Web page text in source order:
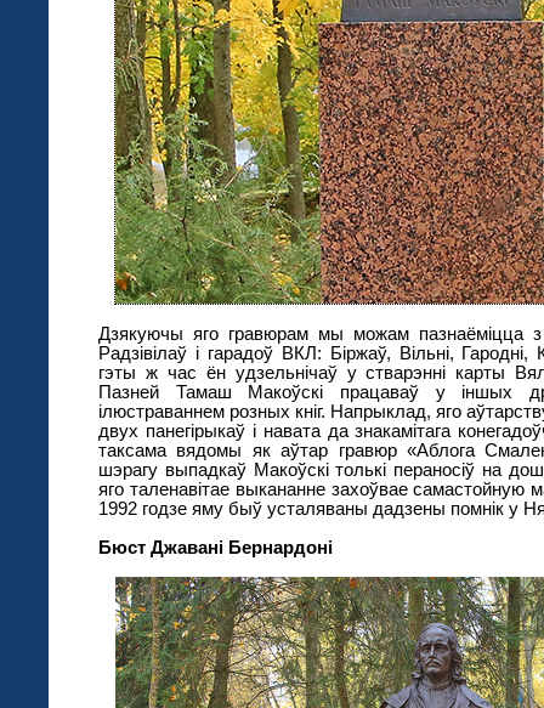
Дзякуючы яго гравюрам мы можам пазнаёміцца
Радзівілаў і гарадоў ВКЛ: Біржаў, Вільні,
гэты ж час ён удзельнічаў у стварэнні карты
Пазней Тамаш Макоўскі працаваў у іншых
ілюстраваннем розных кніг. Напрыклад, яго
двух панегірыкаў і навата да знакамітага
таксама вядомы як аўтар гравюр «Аблога
шэрагу выпадкаў Макоўскі толькі пераносіў на
яго таленавітае выкананне захоўвае самастойную
1992 годзе яму быў усталяваны дадзены помнік у
Бюст Джавані Бернардоні